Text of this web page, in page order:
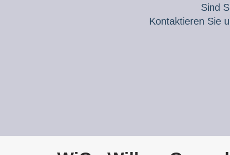
Sind
Kontaktieren Sie